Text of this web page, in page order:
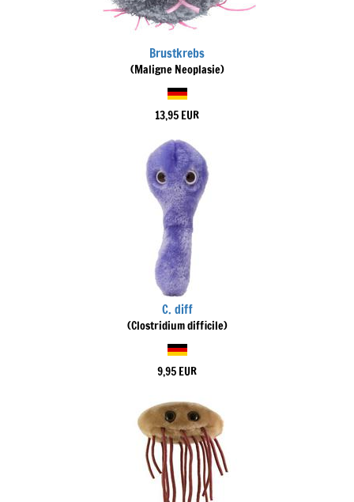
Brustkrebs
(Maligne Neoplasie)
13,95 EUR
C. diff
(Clostridium difficile)
9,95 EUR